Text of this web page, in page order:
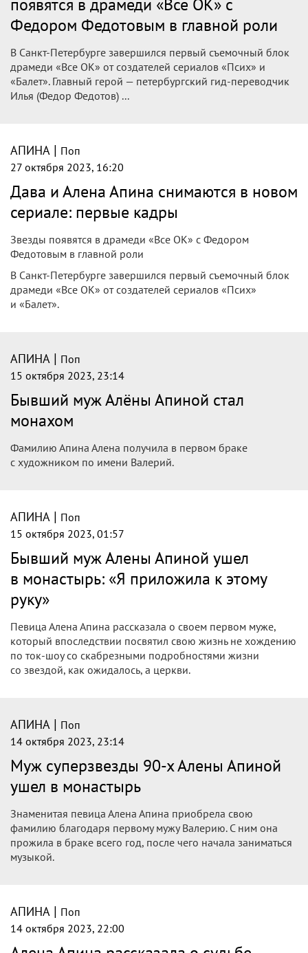
появятся в драмеди «Все ОК» с
Федором Федотовым в главной роли
В Санкт-Петербурге завершился первый съемочный блок
драмеди «Все ОК» от создателей сериалов «Псих» и
«Балет». Главный герой — петербургский гид-переводчик
Илья (Федор Федотов) ...
АПИНА | Поп
27 октября 2023, 16:20
Дава и Алена Апина снимаются в новом
сериале: первые кадры
Звезды появятся в драмеди «Все ОК» с Федором
Федотовым в главной роли
В Санкт-Петербурге завершился первый съемочный блок
драмеди «Все ОК» от создателей сериалов «Псих»
и «Балет».
АПИНА | Поп
15 октября 2023, 23:14
Бывший муж Алёны Апиной стал
монахом
Фамилию Апина Алена получила в первом браке
с художником по имени Валерий.
АПИНА | Поп
15 октября 2023, 01:57
Бывший муж Алены Апиной ушел
в монастырь: «Я приложила к этому
руку»
Певица Алена Апина рассказала о своем первом муже,
который впоследствии посвятил свою жизнь не хождению
по ток-шоу со скабрезными подробностями жизни
со звездой, как ожидалось, а церкви.
АПИНА | Поп
14 октября 2023, 23:14
Муж суперзвезды 90-х Алены Апиной
ушел в монастырь
Знаменитая певица Алена Апина приобрела свою
фамилию благодаря первому мужу Валерию. С ним она
прожила в браке всего год, после чего начала заниматься
музыкой.
АПИНА | Поп
14 октября 2023, 22:00